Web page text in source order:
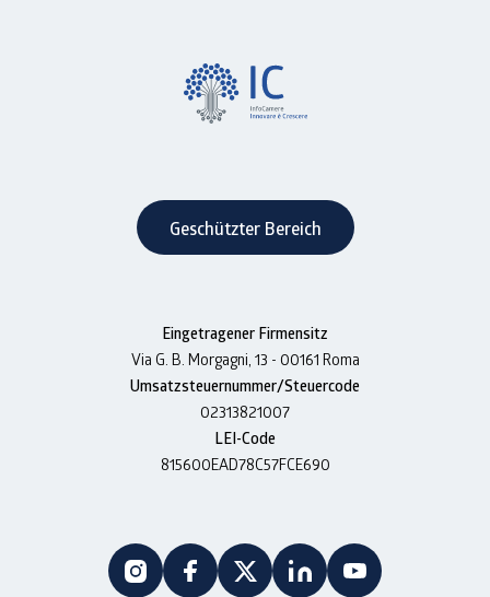
Geschützter Bereich
Eingetragener Firmensitz
Via G. B. Morgagni, 13 - 00161 Roma
Umsatzsteuernummer/Steuercode
02313821007
LEI-Code
815600EAD78C57FCE690